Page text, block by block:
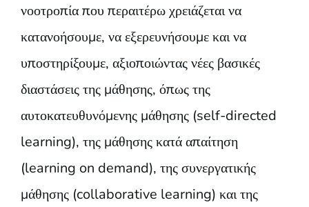
νοοτροπία που περαιτέρω χρειάζεται να
κατανοήσουμε, να εξερευνήσουμε και να
υποστηρίξουμε, αξιοποιώντας νέες βασικές
διαστάσεις της μάθησης, όπως της
αυτοκατευθυνόμενης μάθησης (self-directed
learning), της μάθησης κατά απαίτηση
(learning on demand), της συνεργατικής
μάθησης (collaborative learning) και της